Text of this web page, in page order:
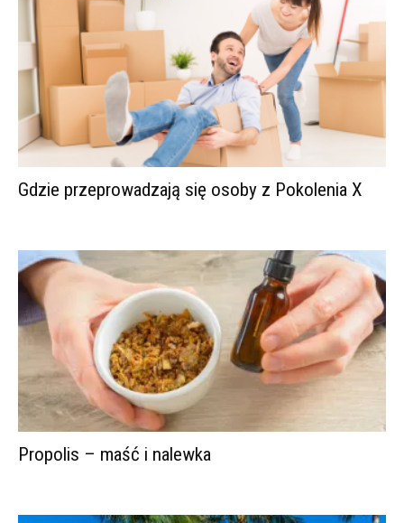
Gdzie przeprowadzają się osoby z Pokolenia X
Propolis – maść i nalewka